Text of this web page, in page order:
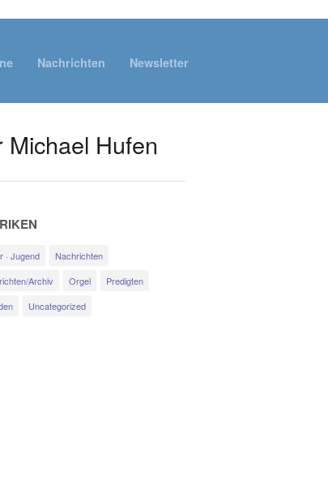
Nachrichten Newsletter
Michael Hufen
· Jugend
Nachrichten
Archiv
Orgel
Predigten
Uncategorized